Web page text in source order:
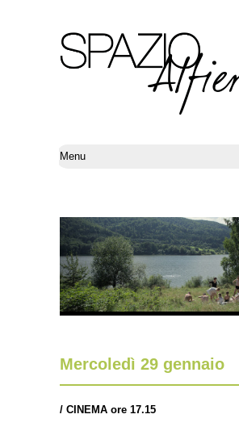
Mercoledì 29 gennaio
/ CINEMA ore 17.15